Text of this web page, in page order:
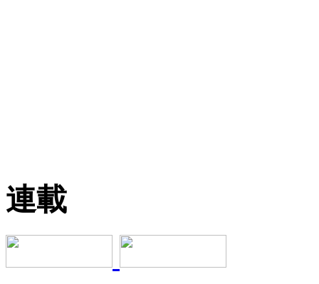
連載